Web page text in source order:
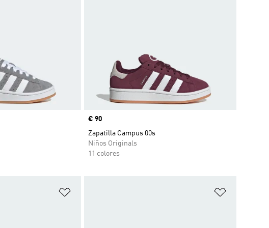
Precio
€ 90
Zapatilla Campus 00s
Niños Originals
11 colores